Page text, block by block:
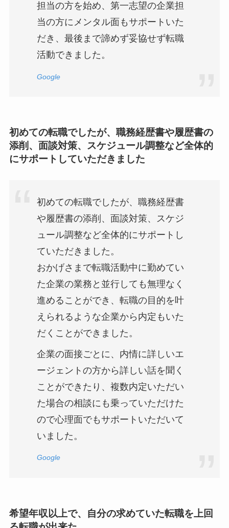
担当の方を始め、第一志望の企業担
当の方にメンタル面もサポートいた
だき、最後まで諦めず妥協せず転職
活動できました。
Google
初めての転職でしたが、職務経歴書や履歴書の
添削、面談対策、スケジュール調整など全体的
にサポートしていただきました
初めての転職でしたが、職務経歴書
や履歴書の添削、面談対策、スケジ
ュール調整など全体的にサポートし
ていただきました。
おかげさまで転職活動中に勤めてい
た企業の業務と並行しても無理なく
進めることができ、転職の目的を叶
えられるような企業から内定もいた
だくことができました。
企業の面接ごとに、内情に詳しいエ
ージェントの方から詳しい話を聞く
ことができたり、複数内定いただい
た場合の相談にも乗っていただけた
ので心理面でもサポートいただいて
いました。
Google
希望年収以上で、自分の求めていた転職を上回